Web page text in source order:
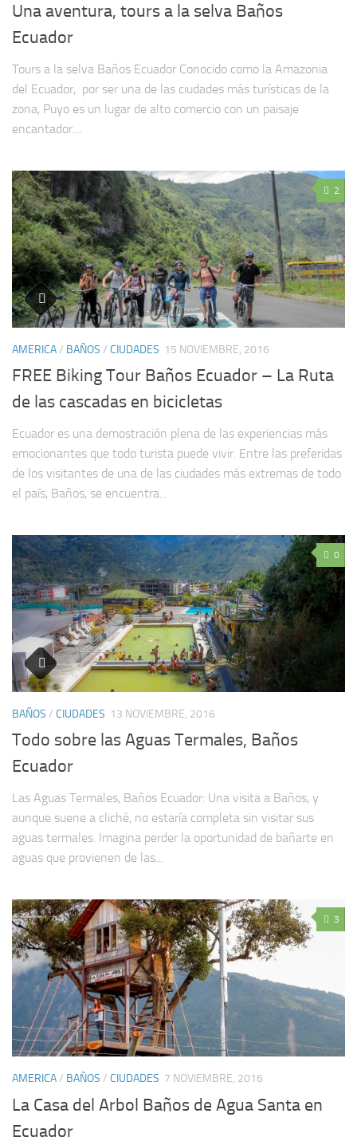
Una aventura, tours a la selva Baños
Ecuador
Tours a la selva Baños Ecuador Conocido como la Amazonia
del Ecuador, por ser una de las ciudades más turísticas de la
zona, Puyo es un lugar de alto comercio con un paisaje
encantador....
2
AMERICA/ BAÑOS / CIUDADES 15 NOVIEMBRE, 2016
FREE Biking Tour Baños Ecuador – La Ruta
de las cascadas en bicicletas
Ecuador es una demostración plena de las experiencias más
emocionantes que todo turista puede vivir. Entre las preferidas
de los visitantes de una de las ciudades más extremas de todo
el país, Baños, se encuentra...
0
BAÑOS / CIUDADES 13 NOVIEMBRE, 2016
Todo sobre las Aguas Termales, Baños
Ecuador
Las Aguas Termales, Baños Ecuador: Una visita a Baños, y
aunque suene a cliché, no estaría completa sin visitar sus
aguas termales. Imagina perder la oportunidad de bañarte en
aguas que provienen de las...
3
AMERICA/ BAÑOS / CIUDADES 7 NOVIEMBRE, 2016
La Casa del Arbol Baños de Agua Santa en
Ecuador